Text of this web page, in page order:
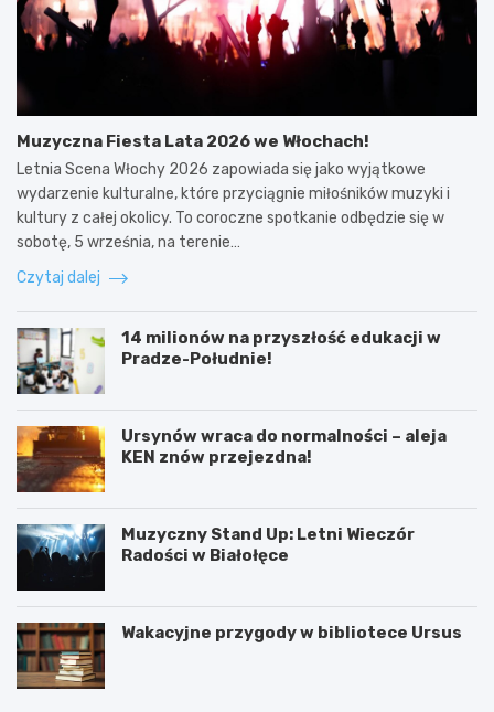
Muzyczna Fiesta Lata 2026 we Włochach!
Letnia Scena Włochy 2026 zapowiada się jako wyjątkowe
wydarzenie kulturalne, które przyciągnie miłośników muzyki i
kultury z całej okolicy. To coroczne spotkanie odbędzie się w
sobotę, 5 września, na terenie…
Czytaj dalej
14 milionów na przyszłość edukacji w
Pradze-Południe!
Ursynów wraca do normalności – aleja
KEN znów przejezdna!
Muzyczny Stand Up: Letni Wieczór
Radości w Białołęce
Wakacyjne przygody w bibliotece Ursus